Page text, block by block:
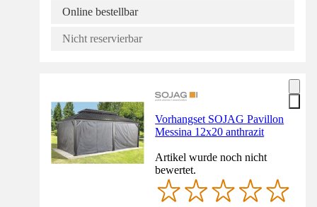
Online bestellbar
Nicht reservierbar
Vorhangset SOJAG Pavillon
Messina 12x20 anthrazit
Artikel wurde noch nicht
bewertet.